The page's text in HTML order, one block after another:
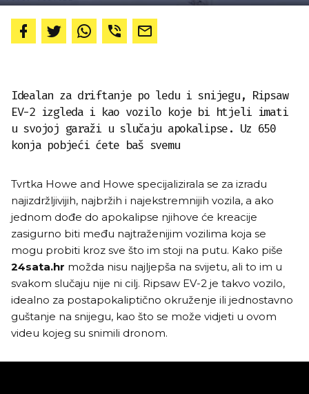
Idealan za driftanje po ledu i snijegu, Ripsaw
EV-2 izgleda i kao vozilo koje bi htjeli imati
u svojoj garaži u slučaju apokalipse. Uz 650
konja pobjeći ćete baš svemu
Tvrtka Howe and Howe specijalizirala se za izradu
najizdržljivijih, najbržih i najekstremnijih vozila, a ako
jednom dođe do apokalipse njihove će kreacije
zasigurno biti među najtraženijim vozilima koja se
mogu probiti kroz sve što im stoji na putu. Kako piše
24sata.hr možda nisu najljepša na svijetu, ali to im u
svakom slučaju nije ni cilj. Ripsaw EV-2 je takvo vozilo,
idealno za postapokaliptično okruženje ili jednostavno
guštanje na snijegu, kao što se može vidjeti u ovom
videu kojeg su snimili dronom.